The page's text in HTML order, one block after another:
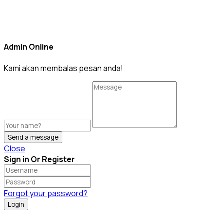
Admin Online
Kami akan membalas pesan anda!
Send a message
Close
Sign in Or Register
Forgot your password?